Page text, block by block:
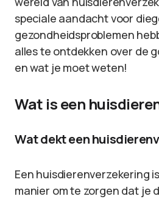
speciale aandacht voor
gezondheidsproblemen
alles te ontdekken over de
en wat je moet weten!
Wat is een
Wat dekt een
Een huisdierenverzekering
manier om te zorgen dat je